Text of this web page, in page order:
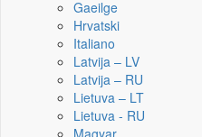
Gaeilge
Hrvatski
Italiano
Latvija – LV
Latvija – RU
Lietuva – LT
Lietuva - RU
Magyar